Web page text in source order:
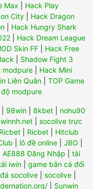
Max
Hack Play
City
Hack Dragon
Hack Hungry Shark
Hack Dream League
Skin FF| Hack Free
Shadow Fight 3
modpure
Hack Mini
Liên Quân| TOP Game
modpure
98win 8kbet
nohu90
| socolive trực
Ricbet Ricbet
Hitclub
lô đề online JBO
AE888 Đăng Nhập
tài
iwin
game bắn cá đổi
socolive| socolive|
Sunwin